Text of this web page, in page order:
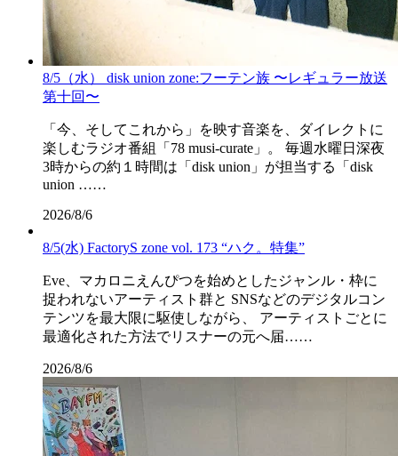
8/5（水） disk union zone:フーテン族 〜レギュラー放送
第十回〜
「今、そしてこれから」を映す音楽を、ダイレクトに
楽しむラジオ番組「78 musi-curate」。 毎週水曜日深夜
3時からの約１時間は「disk union」が担当する「disk
union ……
2026/8/6
8/5(水) FactoryS zone vol. 173 “ハク。特集”
Eve、マカロニえんぴつを始めとしたジャンル・枠に
捉われないアーティスト群と SNSなどのデジタルコン
テンツを最大限に駆使しながら、 アーティストごとに
最適化された方法でリスナーの元へ届……
2026/8/6